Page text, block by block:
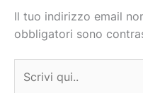
Il tuo indirizzo email
obbligatori sono
qui..